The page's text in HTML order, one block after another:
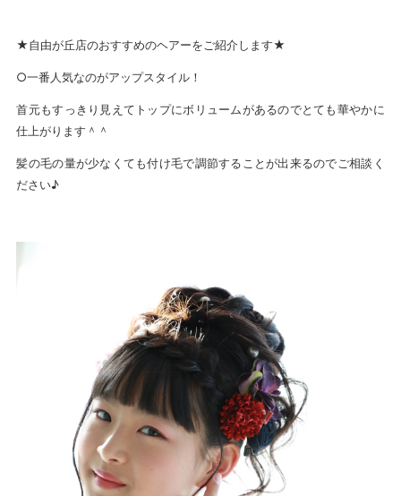
★自由が丘店のおすすめのヘアーをご紹介します★
○一番人気なのがアップスタイル！
首元もすっきり見えてトップにボリュームがあるのでとても華やかに
仕上がります＾＾
髪の毛の量が少なくても付け毛で調節することが出来るのでご相談く
ださい♪